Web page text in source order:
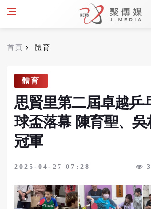
首頁 體育
體育
思賢里第二屆卓越乒
球盃落幕 陳育聖、吳
冠軍
2025-04-27 07:28